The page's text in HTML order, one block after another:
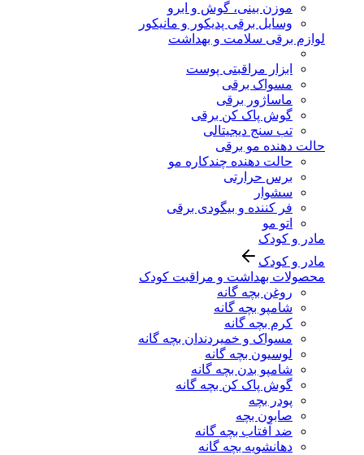
موزن بینی، گوش و ابرو
وسایل برقی پدیکور و مانیکور
لوازم برقی سلامت و بهداشت
ابزار مراقبتی پوست
مسواک برقی
ماساژور برقی
گوش پاک کن برقی
تب سنج دیجیتالی
حالت دهنده مو برقی
حالت دهنده چندکاره مو
برس حرارتی
سشوار
فر کننده و بیگودی برقی
اتو مو
مادر و کودک
مادر و کودک
محصولات بهداشت و مراقبت کودک
روغن بچه گانه
شامپو بچه گانه
کرم بچه گانه
مسواک و خمیردندان بچه گانه
لوسیون بچه گانه
شامپو بدن بچه گانه
گوش پاک کن بچه گانه
پودر بچه
صابون بچه
ضد آفتاب بچه گانه
دهانشویه بچه گانه